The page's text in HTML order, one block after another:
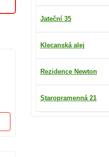
Jateční 35
Klecanská alej
Rezidence Newton
Staropramenná 21